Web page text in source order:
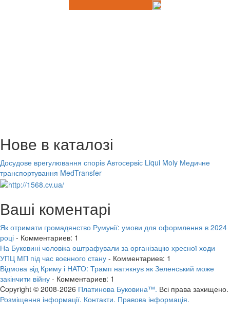
Нове в каталозі
Досудове врегулювання спорів Автосервіс Liqui Moly Медичне
транспортування MedTransfer
Ваші коментарі
Як отримати громадянство Румунії: умови для оформлення в 2024
році - Комментариев: 1
На Буковині чоловіка оштрафували за організацію хресної ходи
УПЦ МП під час воєнного стану - Комментариев: 1
Відмова від Криму і НАТО: Трамп натякнув як Зеленський може
закінчити війну - Комментариев: 1
Copyright © 2008-2026 Платинова Буковина™. Всі права захищено.
Розміщення інформації. Контакти. Правова інформація.